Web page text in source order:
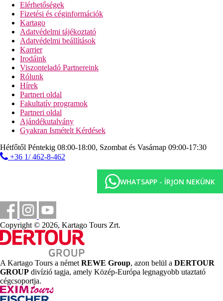
cukrászda
lobby-bár
Wi-Fi az egész szállodában ingyenesen
amfiteátrum
mosoda térítés ellenében
medence
fedett medence
pool-bár
aquapark
miniklub (4-12 éveseknek)
minidiszkó
Tengerpart
lassan mélyülő, hosszú homokos strand
a strand mentén Kusadasiban vezető parti sétány
gőzfürdő
hammam
fitneszterem (16 éven felüli vendégeknek)
asztalitenisz
darts
sakk
backgammon
vízilabda
kosárlabda
tenisz (kivilágítás térítés ellenében)
Sport és szórakozás térítés ellenében
Elérhetőségek
Fizetési és céginformációk
Kartago
Adatvédelmi tájékoztató
Adatvédelmi beállítások
Karrier
Irodáink
Viszonteladó Partnereink
Rólunk
Hírek
Partneri oldal
Fakultatív programok
Partneri oldal
Ajándékutalvány
Gyakran Ismételt Kérdések
Hétfőtől Péntekig 08:00-18:00, Szombat és Vasárnap 09:00-17:30
+36 1/ 462-8-462
WHATSAPP - ÍRJON NEKÜNK
Copyright © 2026, Kartago Tours Zrt.
A Kartago Tours a német REWE Group, azon belül a DERTOUR
GROUP divízió tagja, amely Közép-Európa legnagyobb utaztató
cégcsoportja.